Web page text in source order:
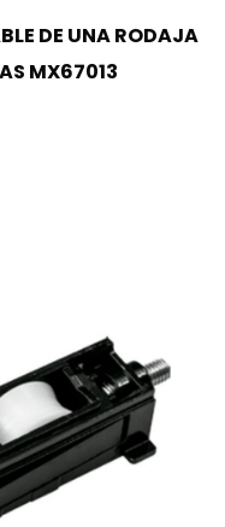
DE UNA RODAJA
MX67013